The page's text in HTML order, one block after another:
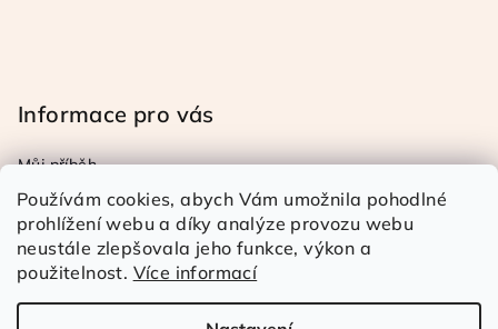
Používám cookies, abych Vám umožnila pohodlné
prohlížení webu a díky analýze provozu webu
neustále zlepšovala jeho funkce, výkon a
použitelnost. Více informací
Informace pro vás
Můj příběh
Obchodní a reklamační podmínky
Podmínky ochrany osob. úd.
Doprava a platba
Kontakty